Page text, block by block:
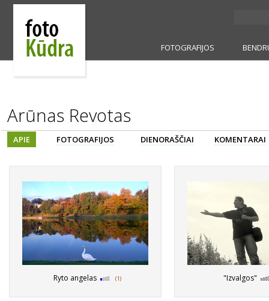
FOTOGRAFIJOS
Arūnas Revotas
APIE FOTOGRAFIJOS DIENORAŠČIAI KOMENTARAI
Ryto angelas (1) "Izvalgos"